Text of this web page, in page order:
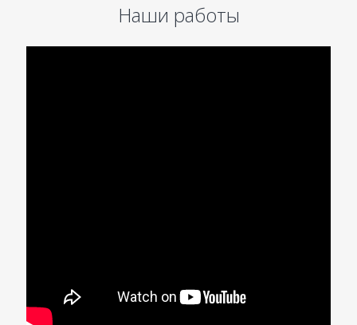
Наши работы